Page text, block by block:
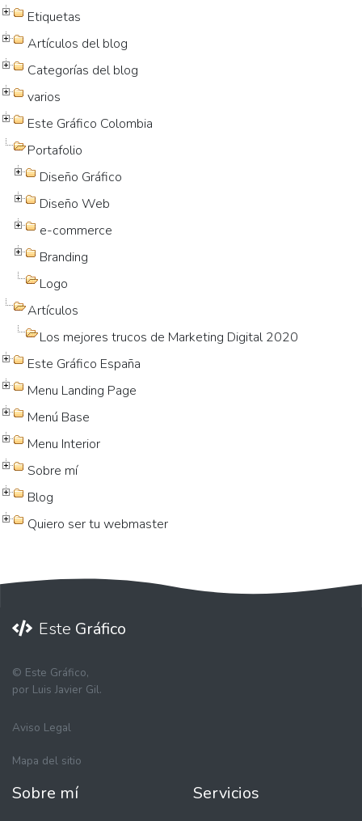
Etiquetas
Artículos del blog
Categorías del blog
varios
Este Gráfico Colombia
Portafolio
Diseño Gráfico
Diseño Web
e-commerce
Branding
Logo
Artículos
Los mejores trucos de Marketing Digital 2020
Este Gráfico España
Menu Landing Page
Menú Base
Menu Interior
Sobre mí
Blog
Quiero ser tu webmaster
Este Gráfico
© Este Gráfico,
por Luis Javier Gil.
Aviso Legal
Mapa del sitio
Sobre mí Servicios